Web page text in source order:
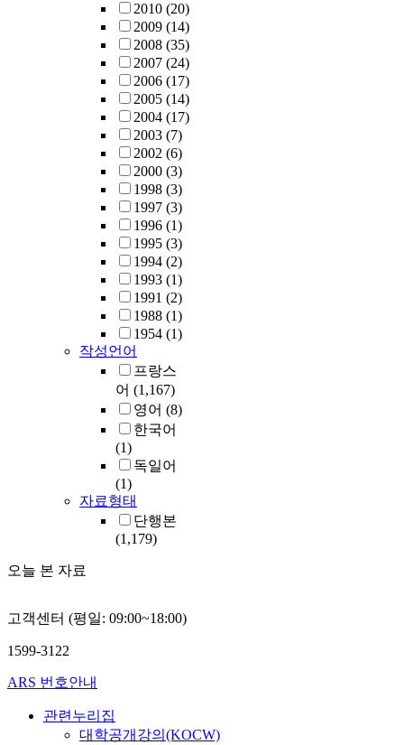
2010 (20)
2009 (14)
2008 (35)
2007 (24)
2006 (17)
2005 (14)
2004 (17)
2003 (7)
2002 (6)
2000 (3)
1998 (3)
1997 (3)
1996 (1)
1995 (3)
1994 (2)
1993 (1)
1991 (2)
1988 (1)
1954 (1)
작성언어
프랑스
어 (1,167)
영어 (8)
한국어
(1)
독일어
(1)
자료형태
단행본
(1,179)
오늘 본 자료
고객센터 (평일: 09:00~18:00)
1599-3122
ARS 번호안내
관련누리집
대학공개강의(KOCW)